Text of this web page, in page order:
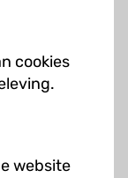
cookies
website